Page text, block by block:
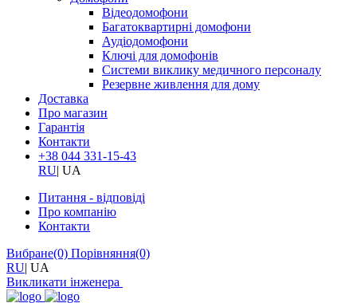
Відеодомофони
Багатоквартирні домофони
Аудіодомофони
Ключі для домофонів
Системи виклику медичного персоналу
Резервне живлення для дому
Доставка
Про магазин
Гарантія
Контакти
+38 044 331-15-43
RU| UA
Питання - відповіді
Про компанію
Контакти
Вибране(0) Порівняння(0)
RU| UA
Викликати інженера